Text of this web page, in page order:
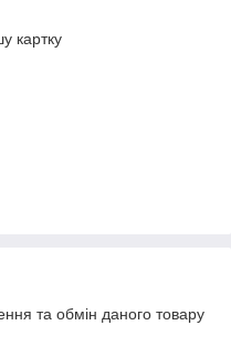
картку
та обмін даного товару